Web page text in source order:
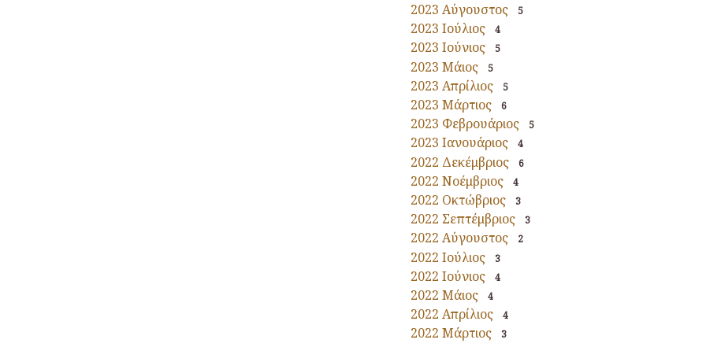
2023 Αύγουστος 5
2023 Ιούλιος 4
2023 Ιούνιος 5
2023 Μάιος 5
2023 Απρίλιος 5
2023 Μάρτιος 6
2023 Φεβρουάριος 5
2023 Ιανουάριος 4
2022 Δεκέμβριος 6
2022 Νοέμβριος 4
2022 Οκτώβριος 3
2022 Σεπτέμβριος 3
2022 Αύγουστος 2
2022 Ιούλιος 3
2022 Ιούνιος 4
2022 Μάιος 4
2022 Απρίλιος 4
2022 Μάρτιος 3